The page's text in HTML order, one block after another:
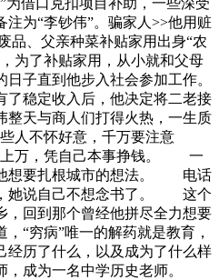
为借口克扣项目补助，一些深受
为“李钞伟”。骗家人>>他用赃
品、父亲种菜补贴家用出身“农
为了补贴家用，从小就和父母
子直到他步入社会参加工作。
了稳定收入后，他决定将二老接
整天与商人们打得火热，一生质
人不怀好意，千万要注意
上万，凭自己本事挣钱。 一
想要扎根城市的想法。 电话
她说自己不想念书了。 这个
，回到那个曾经他拼尽全力想要
穷病”唯一的解药就是教育，
经历了什么，以及成为了什么样
成为一名中学历史老师。